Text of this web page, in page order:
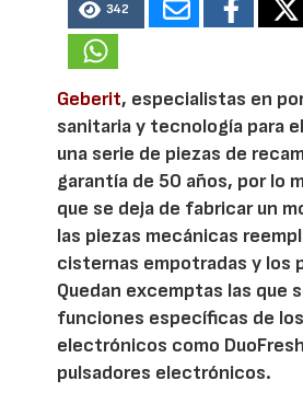
342
Geberit, especialistas en
sanitaria y tecnología para
una serie de piezas de
garantía de 50 años, por lo
que se deja de fabricar un
las piezas mecánicas
cisternas empotradas y los
Quedan excemptas las que
funciones específicas de
electrónicos como
pulsadores electrónicos.